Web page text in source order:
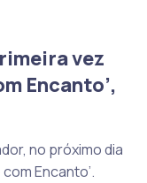
vez
Encanto’,
no próximo dia
Encanto’.